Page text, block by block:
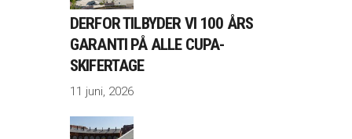
DERFOR TILBYDER VI 100 ÅRS
GARANTI PÅ ALLE CUPA-
SKIFERTAGE
11 juni, 2026